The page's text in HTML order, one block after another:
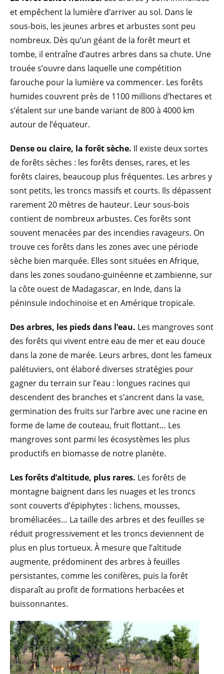
et empêchent la lumière d’arriver au sol. Dans le
sous-bois, les jeunes arbres et arbustes sont peu
nombreux. Dès qu’un géant de la forêt meurt et
tombe, il entraîne d’autres arbres dans sa chute. Une
trouée s’ouvre dans laquelle une compétition
farouche pour la lumière va commencer. Les forêts
humides couvrent près de 1100 millions d’hectares et
s’étalent sur une bande variant de 800 à 4000 km
autour de l’équateur.
Dense ou claire, la forêt sèche. Il existe deux sortes
de forêts sèches : les forêts denses, rares, et les
forêts claires, beaucoup plus fréquentes. Les arbres y
sont petits, les troncs massifs et courts. Ils dépassent
rarement 20 mètres de hauteur. Leur sous-bois
contient de nombreux arbustes. Ces forêts sont
souvent menacées par des incendies ravageurs. On
trouve ces forêts dans les zones avec une période
sèche bien marquée. Elles sont situées en Afrique,
dans les zones soudano-guinéenne et zambienne, sur
la côte ouest de Madagascar, en Inde, dans la
péninsule indochinoise et en Amérique tropicale.
Des arbres, les pieds dans l’eau. Les mangroves sont
des forêts qui vivent entre eau de mer et eau douce
dans la zone de marée. Leurs arbres, dont les fameux
palétuviers, ont élaboré diverses stratégies pour
gagner du terrain sur l’eau : longues racines qui
descendent des branches et s’ancrent dans la vase,
germination des fruits sur l’arbre avec une racine en
forme de lame de couteau, fruit flottant… Les
mangroves sont parmi les écosystèmes les plus
productifs en biomasse de notre planète.
Les forêts d’altitude, plus rares. Les forêts de
montagne baignent dans les nuages et les troncs
sont couverts d’épiphytes : lichens, mousses,
broméliacées… La taille des arbres et des feuilles se
réduit progressivement et les troncs deviennent de
plus en plus tortueux. À mesure que l’altitude
augmente, prédominent des arbres à feuilles
persistantes, comme les conifères, puis la forêt
disparaît au profit de formations herbacées et
buissonnantes.